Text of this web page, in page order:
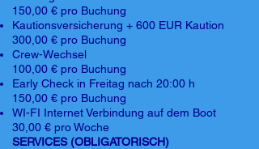
150,00 € pro Buchung
Kautionsversicherung + 600 EUR Kaution
300,00 € pro Buchung
Crew-Wechsel
100,00 € pro Buchung
Early Check in Freitag nach 20:00 h
150,00 € pro Buchung
WI-FI Internet Verbindung auf dem Boot
30,00 € pro Woche
SERVICES (OBLIGATORISCH)